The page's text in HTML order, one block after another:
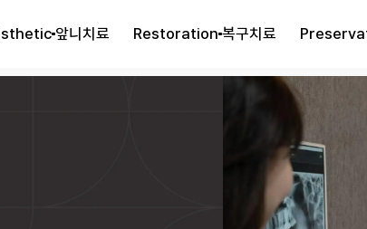
앞니치료 Restoration 복구치료